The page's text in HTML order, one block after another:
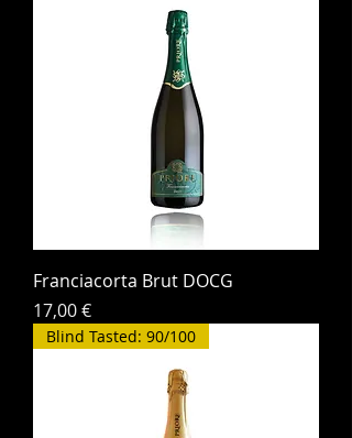
Franciacorta Brut DOCG
Prezzo
17,00 €
Blind Tasted: 90/100